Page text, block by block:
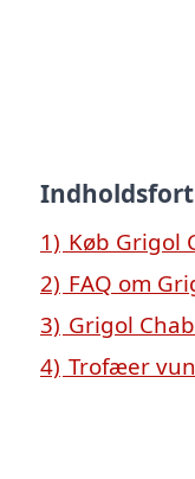
1) Køb Grigol
2) FAQ om
3) Grigol
4) Trofæer